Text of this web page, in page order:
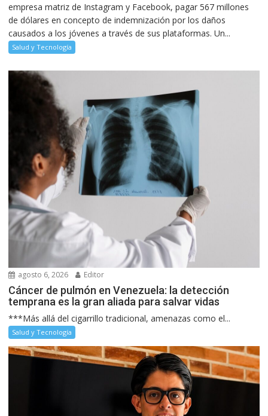
empresa matriz de Instagram y Facebook, pagar 567 millones
de dólares en concepto de indemnización por los daños
causados a los jóvenes a través de sus plataformas. Un...
Salud y Tecnología
agosto 6, 2026 Editor
Cáncer de pulmón en Venezuela: la detección
temprana es la gran aliada para salvar vidas
***Más allá del cigarrillo tradicional, amenazas como el...
Salud y Tecnología